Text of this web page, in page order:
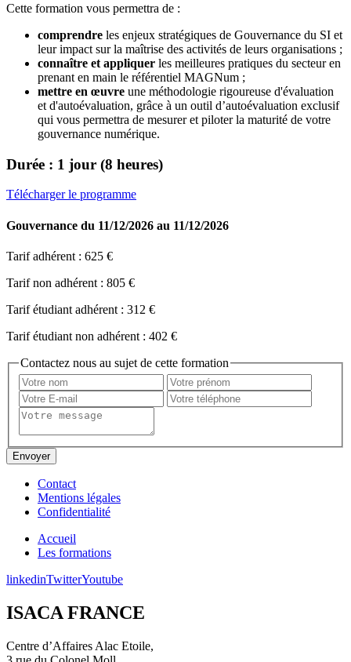
Cette formation vous permettra de :
comprendre les enjeux stratégiques de Gouvernance du SI et
leur impact sur la maîtrise des activités de leurs organisations ;
connaître et appliquer les meilleures pratiques du secteur en
prenant en main le référentiel MAGNum ;
mettre en œuvre une méthodologie rigoureuse d'évaluation
et d'autoévaluation, grâce à un outil d’autoévaluation exclusif
qui vous permettra de mesurer et piloter la maturité de votre
gouvernance numérique.
Durée : 1 jour (8 heures)
Télécharger le programme
Gouvernance du 11/12/2026 au 11/12/2026
Tarif adhérent : 625 €
Tarif non adhérent : 805 €
Tarif étudiant adhérent : 312 €
Tarif étudiant non adhérent : 402 €
Contactez nous au sujet de cette formation
Contact
Mentions légales
Confidentialité
Accueil
Les formations
linkedinTwitterYoutube
ISACA FRANCE
Centre d’Affaires Alac Etoile,